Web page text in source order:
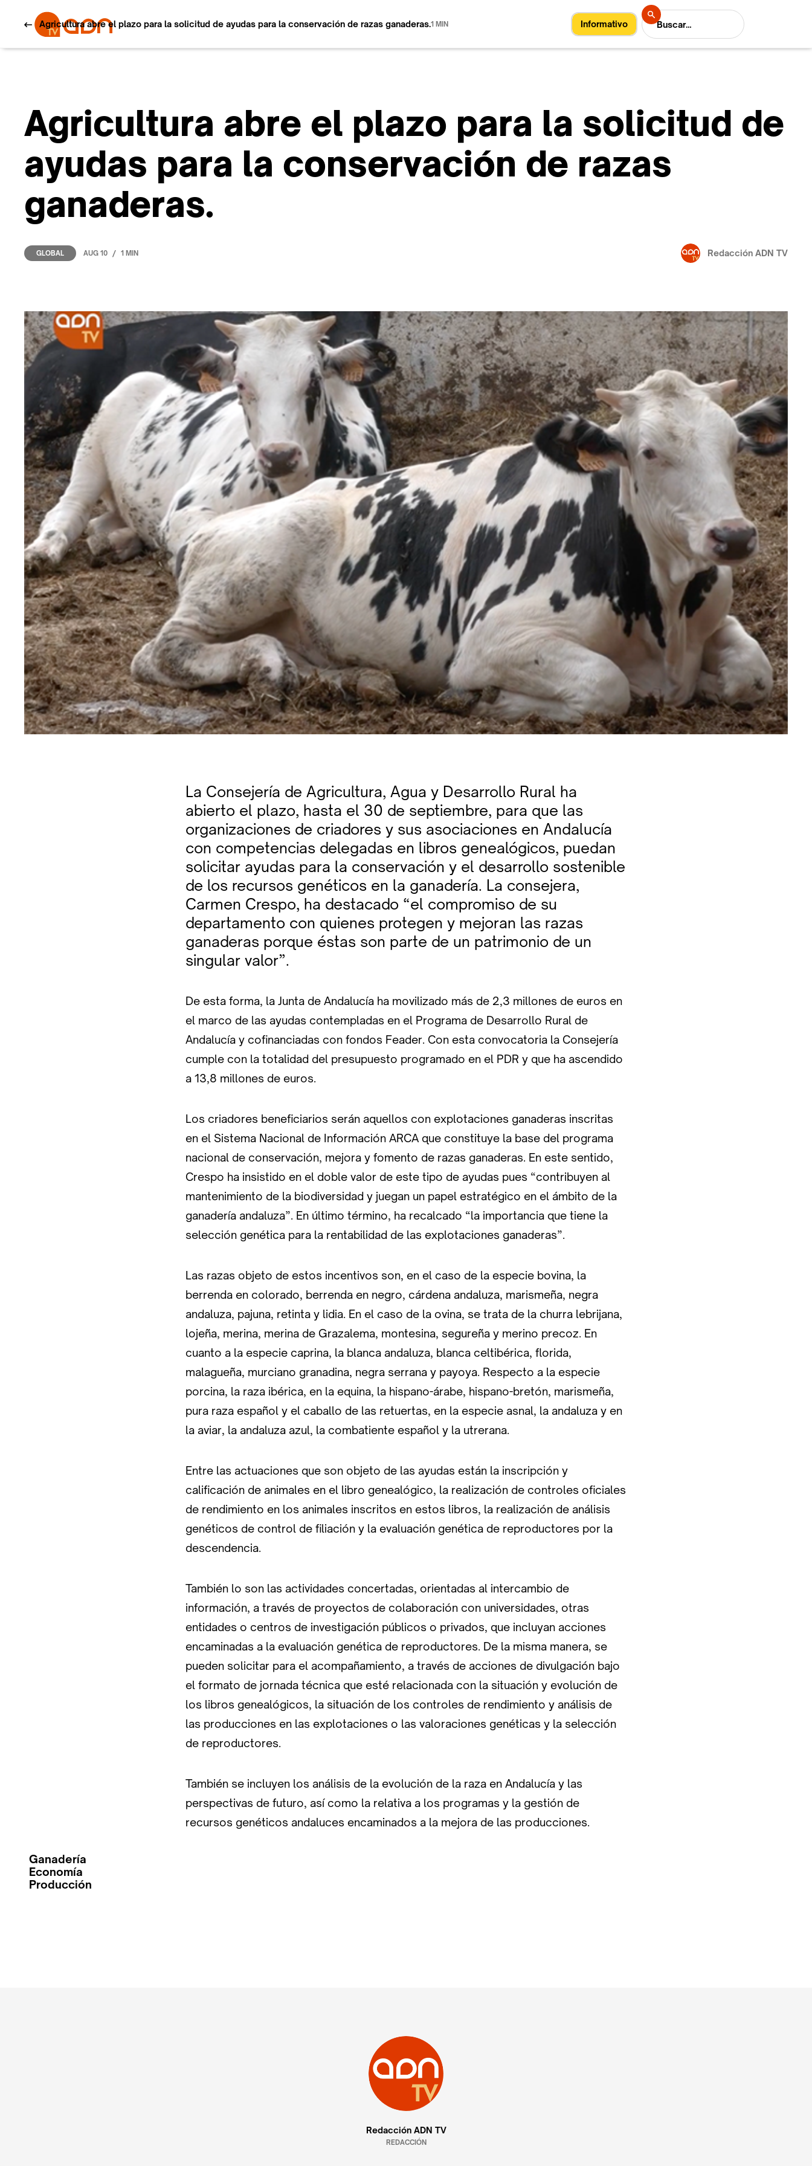
Informativo
Agricultura abre el plazo para la solicitud de ayudas para la conservación de razas ganaderas.1 MIN
Agricultura abre el plazo para la solicitud de
ayudas para la conservación de razas
ganaderas.
GLOBAL AUG 10 / 1 MIN Redacción ADN TV
La Consejería de Agricultura, Agua y Desarrollo Rural ha
abierto el plazo, hasta el 30 de septiembre, para que las
organizaciones de criadores y sus asociaciones en Andalucía
con competencias delegadas en libros genealógicos, puedan
solicitar ayudas para la conservación y el desarrollo sostenible
de los recursos genéticos en la ganadería. La consejera,
Carmen Crespo, ha destacado “el compromiso de su
departamento con quienes protegen y mejoran las razas
ganaderas porque éstas son parte de un patrimonio de un
singular valor”.
De esta forma, la Junta de Andalucía ha movilizado más de 2,3 millones de euros en
el marco de las ayudas contempladas en el Programa de Desarrollo Rural de
Andalucía y cofinanciadas con fondos Feader. Con esta convocatoria la Consejería
cumple con la totalidad del presupuesto programado en el PDR y que ha ascendido
a 13,8 millones de euros.
Los criadores beneficiarios serán aquellos con explotaciones ganaderas inscritas
en el Sistema Nacional de Información ARCA que constituye la base del programa
nacional de conservación, mejora y fomento de razas ganaderas. En este sentido,
Crespo ha insistido en el doble valor de este tipo de ayudas pues “contribuyen al
mantenimiento de la biodiversidad y juegan un papel estratégico en el ámbito de la
ganadería andaluza”. En último término, ha recalcado “la importancia que tiene la
selección genética para la rentabilidad de las explotaciones ganaderas”.
Las razas objeto de estos incentivos son, en el caso de la especie bovina, la
berrenda en colorado, berrenda en negro, cárdena andaluza, marismeña, negra
andaluza, pajuna, retinta y lidia. En el caso de la ovina, se trata de la churra lebrijana,
lojeña, merina, merina de Grazalema, montesina, segureña y merino precoz. En
cuanto a la especie caprina, la blanca andaluza, blanca celtibérica, florida,
malagueña, murciano granadina, negra serrana y payoya. Respecto a la especie
porcina, la raza ibérica, en la equina, la hispano-árabe, hispano-bretón, marismeña,
pura raza español y el caballo de las retuertas, en la especie asnal, la andaluza y en
la aviar, la andaluza azul, la combatiente español y la utrerana.
Entre las actuaciones que son objeto de las ayudas están la inscripción y
calificación de animales en el libro genealógico, la realización de controles oficiales
de rendimiento en los animales inscritos en estos libros, la realización de análisis
genéticos de control de filiación y la evaluación genética de reproductores por la
descendencia.
También lo son las actividades concertadas, orientadas al intercambio de
información, a través de proyectos de colaboración con universidades, otras
entidades o centros de investigación públicos o privados, que incluyan acciones
encaminadas a la evaluación genética de reproductores. De la misma manera, se
pueden solicitar para el acompañamiento, a través de acciones de divulgación bajo
el formato de jornada técnica que esté relacionada con la situación y evolución de
los libros genealógicos, la situación de los controles de rendimiento y análisis de
las producciones en las explotaciones o las valoraciones genéticas y la selección
de reproductores.
También se incluyen los análisis de la evolución de la raza en Andalucía y las
perspectivas de futuro, así como la relativa a los programas y la gestión de
recursos genéticos andaluces encaminados a la mejora de las producciones.
Ganadería
Economía
Producción
Redacción ADN TV
REDACCIÓN